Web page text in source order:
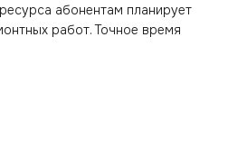
абонентам планирует
работ. Точное время